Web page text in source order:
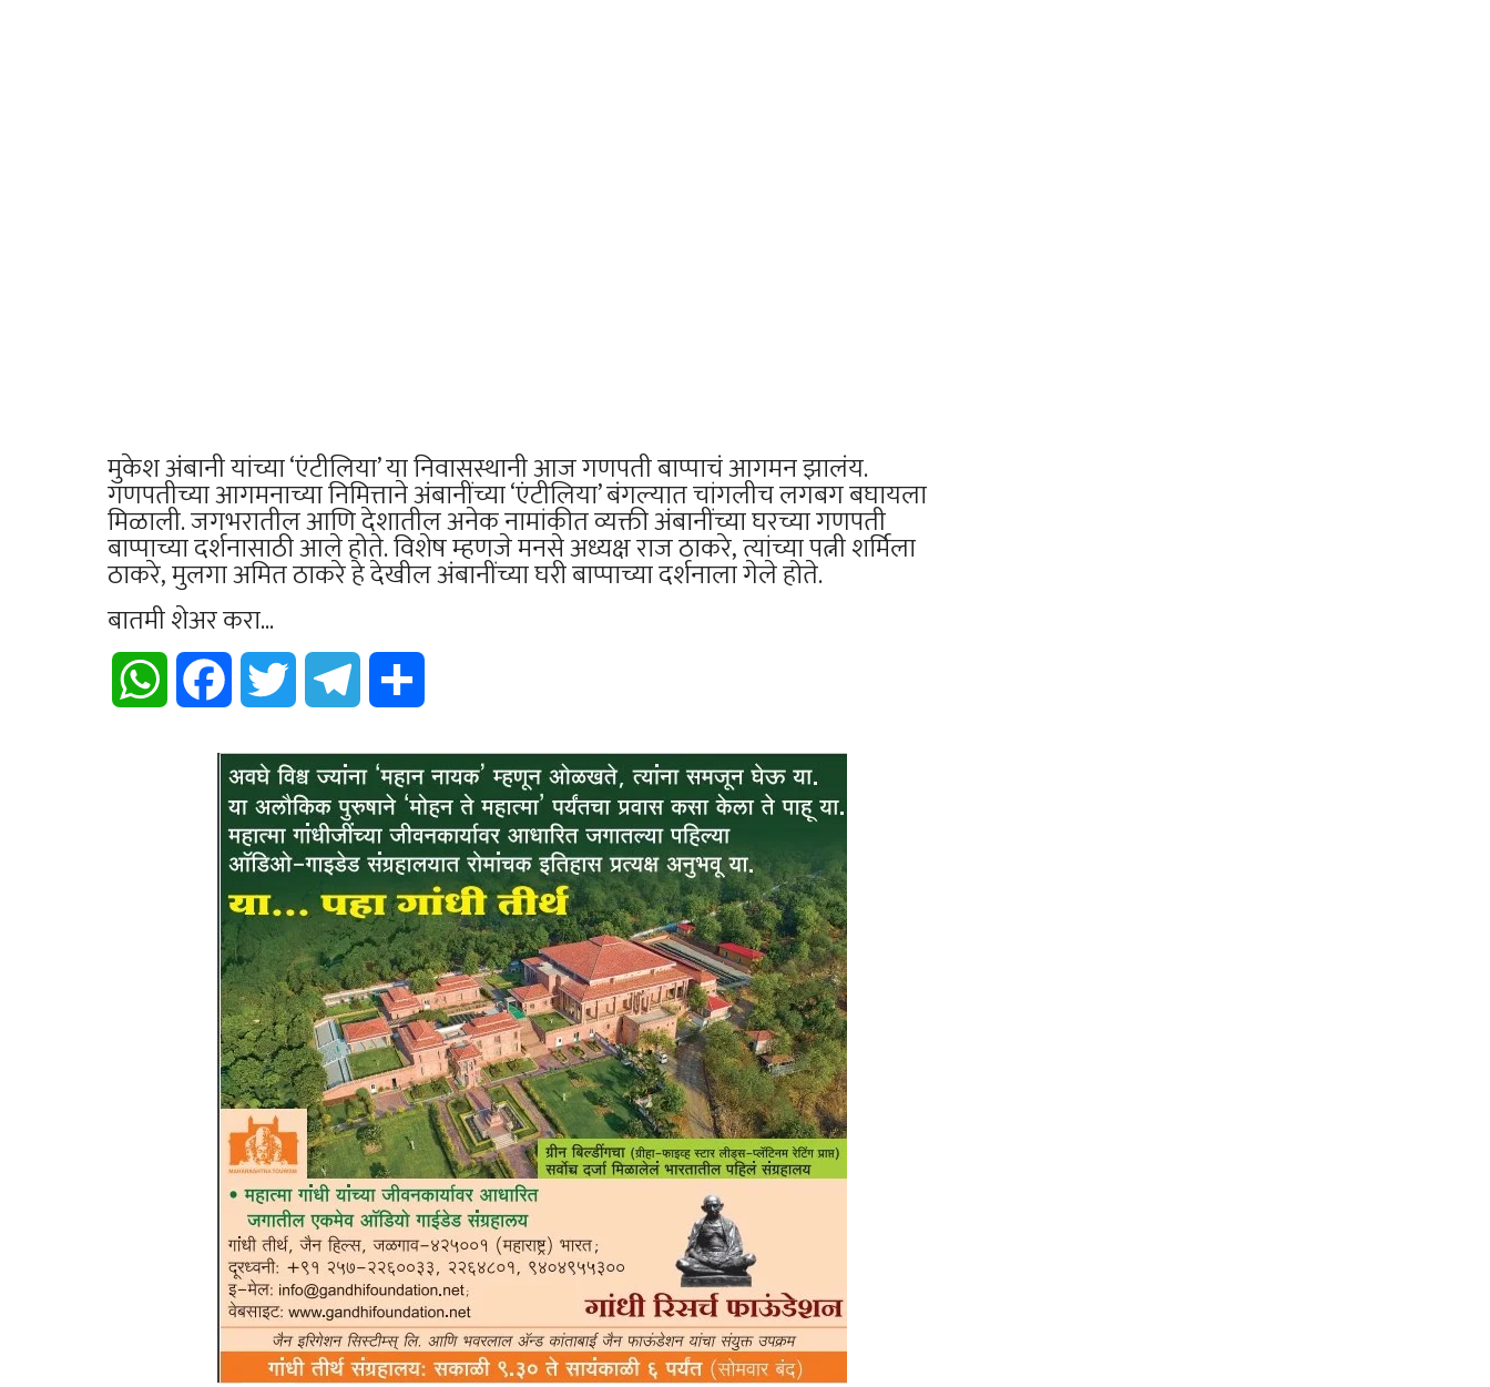
मुकेश अंबानी यांच्या ‘एंटीलिया’ या निवासस्थानी आज गणपती बाप्पाचं आगमन झालंय.
गणपतीच्या आगमनाच्या निमित्ताने अंबानींच्या ‘एंटीलिया’ बंगल्यात चांगलीच लगबग बघायला
मिळाली. जगभरातील आणि देशातील अनेक नामांकीत व्यक्ती अंबानींच्या घरच्या गणपती
बाप्पाच्या दर्शनासाठी आले होते. विशेष म्हणजे मनसे अध्यक्ष राज ठाकरे, त्यांच्या पत्नी शर्मिला
ठाकरे, मुलगा अमित ठाकरे हे देखील अंबानींच्या घरी बाप्पाच्या दर्शनाला गेले होते.
बातमी शेअर करा...
WhatsApp Facebook Twitter Telegram